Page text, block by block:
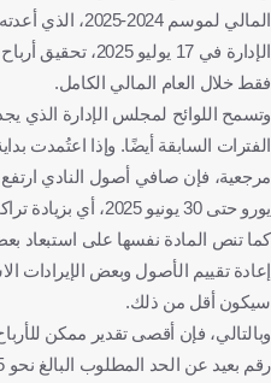
المالي لموسم
فقط خلال العام المالي الكامل.
وتسمح اللوائح لمجلس الإدارة الذي
يورو حتى 30 يونيو 2025، أي بزيادة تراكمية تبلغ نحو 65 مليون يورو فقط.
كما تنص المادة نفسها على استبعاد
إعادة تقييم الأصول وبعض الإيرادات
سيكون أقل من ذلك.
رقم بعيد عن الحد المطلوب البالغ نحو 185 مليون يورو.